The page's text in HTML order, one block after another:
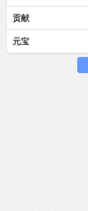
贡献
元宝